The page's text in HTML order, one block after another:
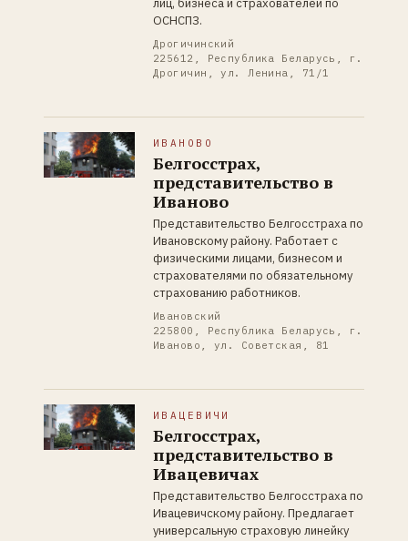
лиц, бизнеса и страхователей по
ОСНСПЗ.
Дрогичинский
225612, Республика Беларусь, г.
Дрогичин, ул. Ленина, 71/1
ИВАНОВО
Белгосстрах,
представительство в
Иваново
Представительство Белгосстраха по
Ивановскому району. Работает с
физическими лицами, бизнесом и
страхователями по обязательному
страхованию работников.
Ивановский
225800, Республика Беларусь, г.
Иваново, ул. Советская, 81
ИВАЦЕВИЧИ
Белгосстрах,
представительство в
Ивацевичах
Представительство Белгосстраха по
Ивацевичскому району. Предлагает
универсальную страховую линейку